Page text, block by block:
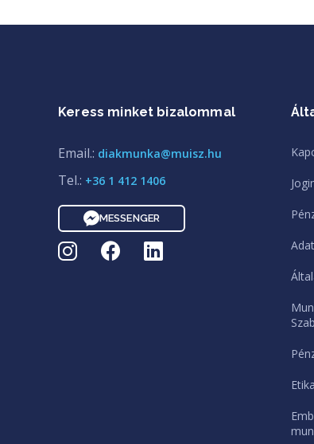
Keress minket bizalommal
Email.: diakmunka@muisz.hu
Tel.: +36 1 412 1406
MESSENGER